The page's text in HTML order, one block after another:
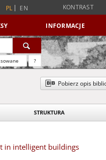
PL EN KONTRAST
INFORMACJE
?
Pobierz opis
STRUKTURA
in intelligent buildings